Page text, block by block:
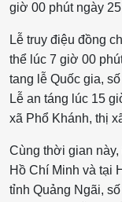
giờ 00 phút ngày
Lễ truy điệu đồng
thể lúc 7 giờ 00
tang lễ Quốc gia,
Lễ an táng lúc 15
xã Phổ Khánh, thị
Cùng thời gian
Hồ Chí Minh và tại
tỉnh Quảng Ngãi,